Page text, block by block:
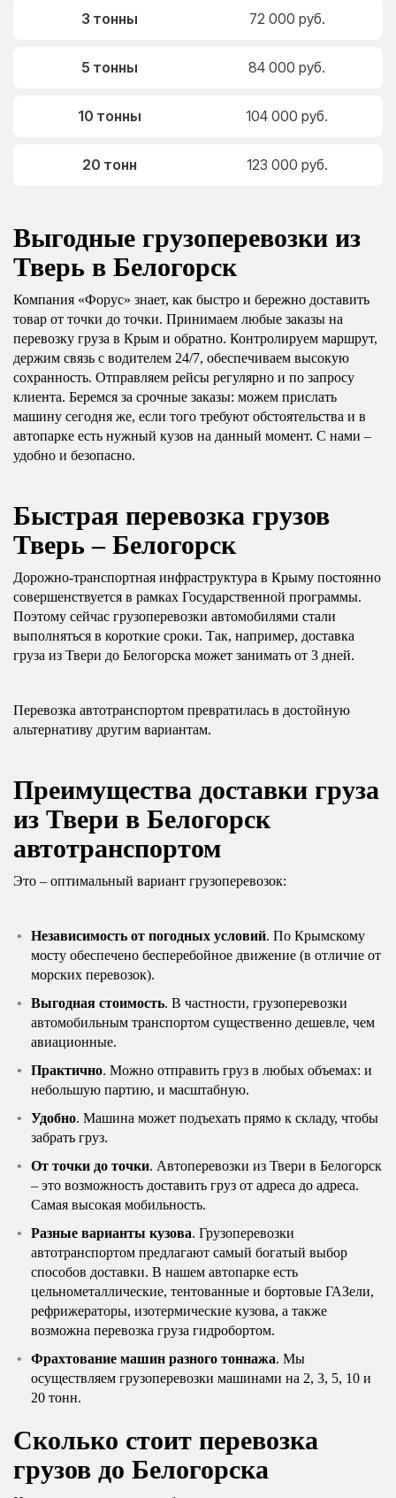
3 тонны 72 000 руб.
5 тонны 84 000 руб.
10 тонны 104 000 руб.
20 тонн 123 000 руб.
Выгодные грузоперевозки из
Тверь в Белогорск
Компания «Форус» знает, как быстро и бережно доставить
товар от точки до точки. Принимаем любые заказы на
перевозку груза в Крым и обратно. Контролируем маршрут,
держим связь с водителем 24/7, обеспечиваем высокую
сохранность. Отправляем рейсы регулярно и по запросу
клиента. Беремся за срочные заказы: можем прислать
машину сегодня же, если того требуют обстоятельства и в
автопарке есть нужный кузов на данный момент. С нами –
удобно и безопасно.
Быстрая перевозка грузов
Тверь – Белогорск
Дорожно-транспортная инфраструктура в Крыму постоянно
совершенствуется в рамках Государственной программы.
Поэтому сейчас грузоперевозки автомобилями стали
выполняться в короткие сроки. Так, например, доставка
груза из Твери до Белогорска может занимать от 3 дней.
Перевозка автотранспортом превратилась в достойную
альтернативу другим вариантам.
Преимущества доставки груза
из Твери в Белогорск
автотранспортом
Это – оптимальный вариант грузоперевозок:
Независимость от погодных условий. По Крымскому
мосту обеспечено бесперебойное движение (в отличие от
морских перевозок).
Выгодная стоимость. В частности, грузоперевозки
автомобильным транспортом существенно дешевле, чем
авиационные.
Практично. Можно отправить груз в любых объемах: и
небольшую партию, и масштабную.
Удобно. Машина может подъехать прямо к складу, чтобы
забрать груз.
От точки до точки. Автоперевозки из Твери в Белогорск
– это возможность доставить груз от адреса до адреса.
Самая высокая мобильность.
Разные варианты кузова. Грузоперевозки
автотранспортом предлагают самый богатый выбор
способов доставки. В нашем автопарке есть
цельнометаллические, тентованные и бортовые ГАЗели,
рефрижераторы, изотермические кузова, а также
возможна перевозка груза гидробортом.
Фрахтование машин разного тоннажа. Мы
осуществляем грузоперевозки машинами на 2, 3, 5, 10 и
20 тонн.
Сколько стоит перевозка
грузов до Белогорска